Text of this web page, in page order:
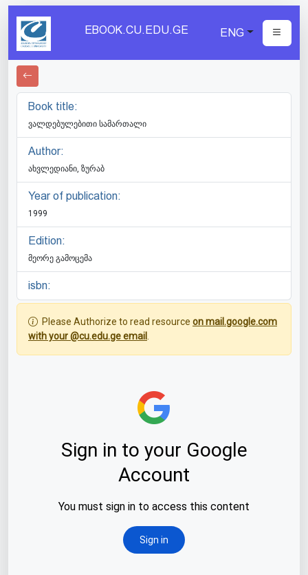
EBOOK.CU.EDU.GE ENG
Book title:
ვალდებულებითი სამართალი
Author:
ახვლედიანი, ზურაბ
Year of publication:
1999
Edition:
მეორე გამოცემა
isbn:
Please Authorize to read resource on mail.google.com
with your @cu.edu.ge email